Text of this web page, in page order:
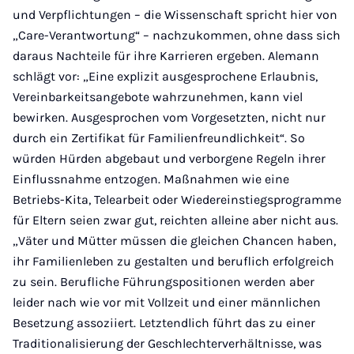
und Verpflichtungen – die Wissenschaft spricht hier von
„Care-Verantwortung“ – nachzukommen, ohne dass sich
daraus Nachteile für ihre Karrieren ergeben. Alemann
schlägt vor: „Eine explizit ausgesprochene Erlaubnis,
Vereinbarkeitsangebote wahrzunehmen, kann viel
bewirken. Ausgesprochen vom Vorgesetzten, nicht nur
durch ein Zertifikat für Familienfreundlichkeit“. So
würden Hürden abgebaut und verborgene Regeln ihrer
Einflussnahme entzogen. Maßnahmen wie eine
Betriebs-Kita, Telearbeit oder Wiedereinstiegsprogramme
für Eltern seien zwar gut, reichten alleine aber nicht aus.
„Väter und Mütter müssen die gleichen Chancen haben,
ihr Familienleben zu gestalten und beruflich erfolgreich
zu sein. Berufliche Führungspositionen werden aber
leider nach wie vor mit Vollzeit und einer männlichen
Besetzung assoziiert. Letztendlich führt das zu einer
Traditionalisierung der Geschlechterverhältnisse, was